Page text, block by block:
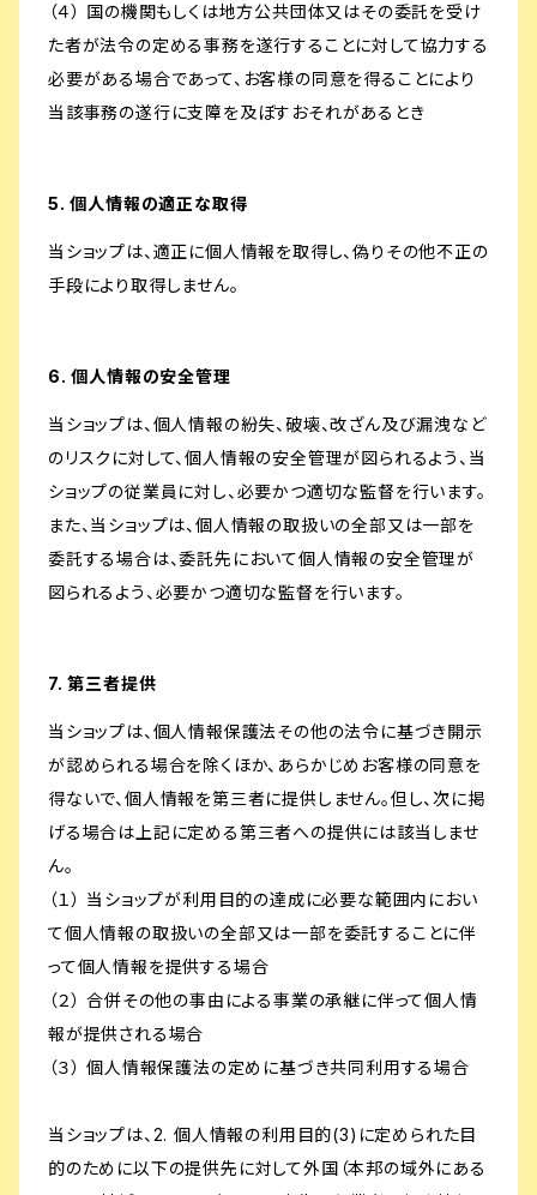
（４） 国の機関もしくは地方公共団体又はその委託を受け
た者が法令の定める事務を遂行することに対して協力する
必要がある場合であって、お客様の同意を得ることにより
当該事務の遂行に支障を及ぼすおそれがあるとき
5. 個人情報の適正な取得
当ショップは、適正に個人情報を取得し、偽りその他不正の
手段により取得しません。
6. 個人情報の安全管理
当ショップは、個人情報の紛失、破壊、改ざん及び漏洩など
のリスクに対して、個人情報の安全管理が図られるよう、当
ショップの従業員に対し、必要かつ適切な監督を行います。
また、当ショップは、個人情報の取扱いの全部又は一部を
委託する場合は、委託先において個人情報の安全管理が
図られるよう、必要かつ適切な監督を行います。
7. 第三者提供
当ショップは、個人情報保護法その他の法令に基づき開示
が認められる場合を除くほか、あらかじめお客様の同意を
得ないで、個人情報を第三者に提供しません。但し、次に掲
げる場合は上記に定める第三者への提供には該当しませ
ん。
（１） 当ショップが利用目的の達成に必要な範囲内におい
て個人情報の取扱いの全部又は一部を委託することに伴
って個人情報を提供する場合
（２） 合併その他の事由による事業の承継に伴って個人情
報が提供される場合
（３） 個人情報保護法の定めに基づき共同利用する場合
当ショップは、2. 個人情報の利用目的(3)に定められた目
的のために以下の提供先に対して外国（本邦の域外にある